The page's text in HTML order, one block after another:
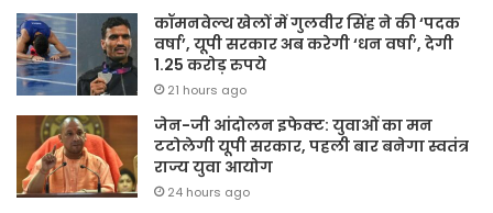
कॉमनवेल्थ खेलों में गुलवीर सिंह ने की ‘पदक
वर्षा’, यूपी सरकार अब करेगी ‘धन वर्षा’, देगी
1.25 करोड़ रुपये
21 hours ago
जेन-जी आंदोलन इफेक्ट: युवाओं का मन
टटोलेगी यूपी सरकार, पहली बार बनेगा स्वतंत्र
राज्य युवा आयोग
24 hours ago